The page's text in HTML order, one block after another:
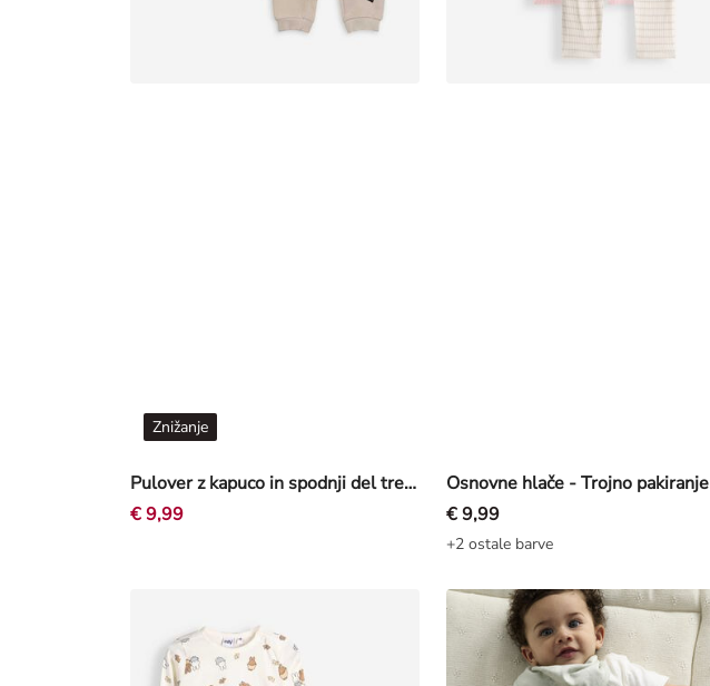
Pulover z kapuco in spodnji del trenirke - Mickey & Friends - bež
Znižanje
€ 9,99
Osnovne hlače - Trojno pakiranje
€ 9,99
+2 ostale barve